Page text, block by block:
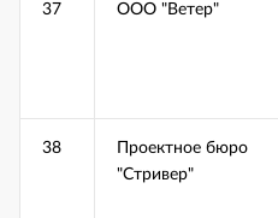
37 ООО "Ветер"
38
Проектное бюро
"Стривер"